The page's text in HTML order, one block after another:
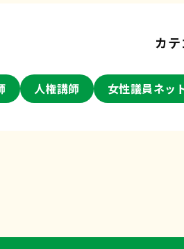
カ
人権講師 女性議員ネッ